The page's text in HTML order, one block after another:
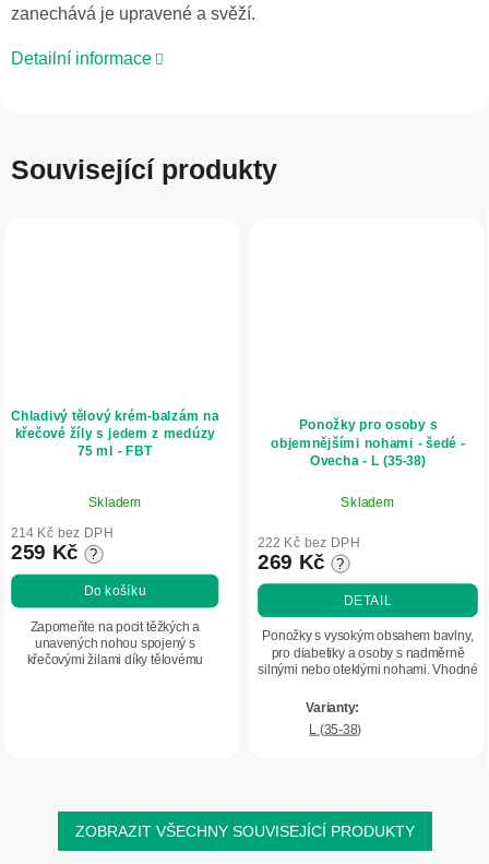
zanechává je upravené a svěží.
Detailní informace
Související produkty
Chladivý tělový krém-balzám na
křečové žíly s jedem z medúzy
75 ml - FBT
hodnocení
produktu
je
5,0
z
hvězdiček.
Skladem
214 Kč bez DPH
259 Kč ?
Do košíku
Zapomeňte na pocit těžkých a
unavených nohou spojený s
křečovými žilami díky tělovému
Ponožky pro osoby s
objemnějšími nohami - šedé -
Ovecha - L (35-38)
Skladem
222 Kč bez DPH
269 Kč ?
DETAIL
Ponožky s vysokým obsahem bavlny,
pro diabetiky a osoby s nadměrně
silnými nebo oteklými nohami. Vhodné
antibakteriální úpravu v kombinaci s
L (35-38)
ZOBRAZIT VŠECHNY SOUVISEJÍCÍ PRODUKTY